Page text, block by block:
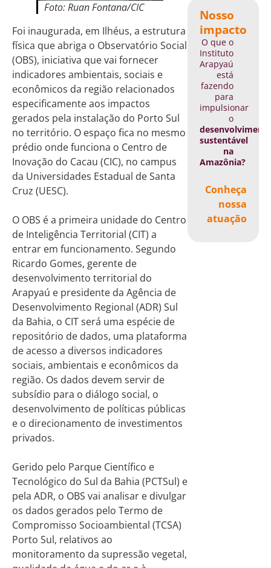
Nosso
impacto
O que o
Instituto
Arapyaú
está
fazendo
para
impulsionar
o
sustentável
na
Amazônia?
Conheça
nossa
atuação
Foto: Ruan Fontana/CIC
Foi inaugurada, em Ilhéus, a estrutura
física que abriga o Observatório Social
(OBS), iniciativa que vai fornecer
indicadores ambientais, sociais e
econômicos da região relacionados
especificamente aos impactos
gerados pela instalação do Porto Sul
no território. O espaço fica no mesmo
prédio onde funciona o Centro de
Inovação do Cacau (CIC), no campus
da Universidades Estadual de Santa
Cruz (UESC).
O OBS é a primeira unidade do Centro
de Inteligência Territorial (CIT) a
entrar em funcionamento. Segundo
Ricardo Gomes, gerente de
desenvolvimento territorial do
Arapyaú e presidente da Agência de
Desenvolvimento Regional (ADR) Sul
da Bahia, o CIT será uma espécie de
repositório de dados, uma plataforma
de acesso a diversos indicadores
sociais, ambientais e econômicos da
região. Os dados devem servir de
subsídio para o diálogo social, o
desenvolvimento de políticas públicas
e o direcionamento de investimentos
privados.
Gerido pelo Parque Científico e
Tecnológico do Sul da Bahia (PCTSul) e
pela ADR, o OBS vai analisar e divulgar
os dados gerados pelo Termo de
Compromisso Socioambiental (TCSA)
Porto Sul, relativos ao
monitoramento da supressão vegetal,